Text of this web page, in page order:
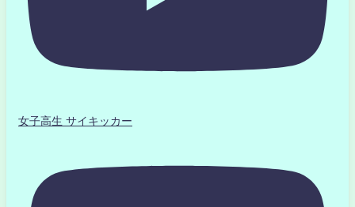
女子高生 サイキッカー